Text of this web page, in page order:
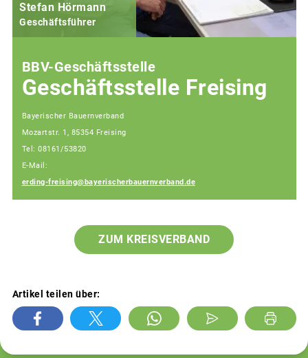
Stefan Hörmann
Geschäftsführer
BBV-Geschäftsstelle
Geschäftsstelle Freising
Bayerischer Bauernverband
Mozartstr. 1, 85354 Freising
Tel: 08161/53820
E-Mail:
erding-freising@bayerischerbauernverband.de
ZUM KREISVERBAND
Artikel teilen über: